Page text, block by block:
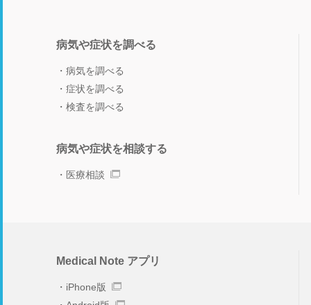
病気や症状を調べる
病気を調べる
症状を調べる
検査を調べる
病気や症状を相談する
医療相談
Medical Note アプリ
iPhone版